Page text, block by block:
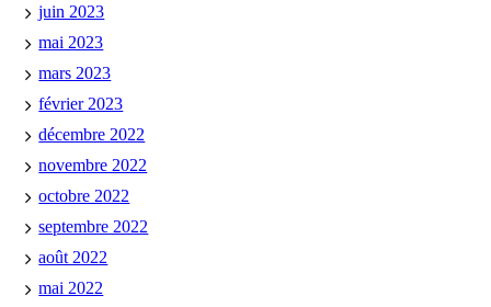
juin 2023
mai 2023
mars 2023
février 2023
décembre 2022
novembre 2022
octobre 2022
septembre 2022
août 2022
mai 2022